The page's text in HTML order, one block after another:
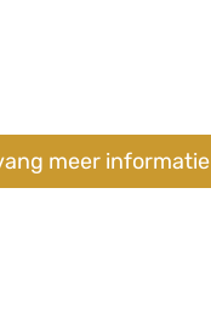
meer informatie